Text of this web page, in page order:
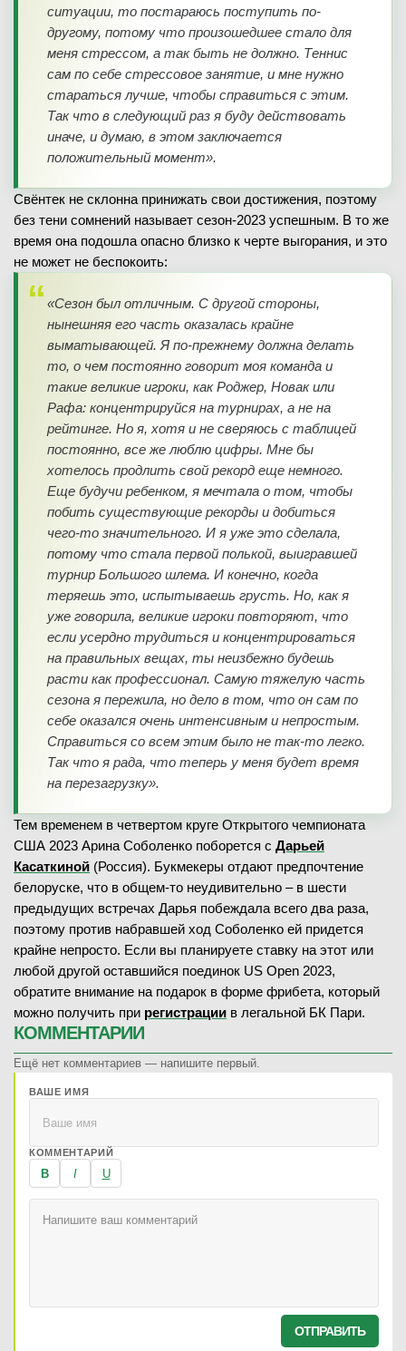
ситуации, то постараюсь поступить по-
другому, потому что произошедшее стало для
меня стрессом, а так быть не должно. Теннис
сам по себе стрессовое занятие, и мне нужно
стараться лучше, чтобы справиться с этим.
Так что в следующий раз я буду действовать
иначе, и думаю, в этом заключается
положительный момент».
Свёнтек не склонна принижать свои достижения, поэтому
без тени сомнений называет сезон-2023 успешным. В то же
время она подошла опасно близко к черте выгорания, и это
не может не беспокоить:
«Сезон был отличным. С другой стороны,
нынешняя его часть оказалась крайне
выматывающей. Я по-прежнему должна делать
то, о чем постоянно говорит моя команда и
такие великие игроки, как Роджер, Новак или
Рафа: концентрируйся на турнирах, а не на
рейтинге. Но я, хотя и не сверяюсь с таблицей
постоянно, все же люблю цифры. Мне бы
хотелось продлить свой рекорд еще немного.
Еще будучи ребенком, я мечтала о том, чтобы
побить существующие рекорды и добиться
чего-то значительного. И я уже это сделала,
потому что стала первой полькой, выигравшей
турнир Большого шлема. И конечно, когда
теряешь это, испытываешь грусть. Но, как я
уже говорила, великие игроки повторяют, что
если усердно трудиться и концентрироваться
на правильных вещах, ты неизбежно будешь
расти как профессионал. Самую тяжелую часть
сезона я пережила, но дело в том, что он сам по
себе оказался очень интенсивным и непростым.
Справиться со всем этим было не так-то легко.
Так что я рада, что теперь у меня будет время
на перезагрузку».
Тем временем в четвертом круге Открытого чемпионата
США 2023 Арина Соболенко поборется с Дарьей
Касаткиной (Россия). Букмекеры отдают предпочтение
белоруске, что в общем-то неудивительно – в шести
предыдущих встречах Дарья побеждала всего два раза,
поэтому против набравшей ход Соболенко ей придется
крайне непросто. Если вы планируете ставку на этот или
любой другой оставшийся поединок US Open 2023,
обратите внимание на подарок в форме фрибета, который
можно получить при регистрации в легальной БК Пари.
КОММЕНТАРИИ
Ещё нет комментариев — напишите первый.
ВАШЕ ИМЯ
КОММЕНТАРИЙ
B I U
ОТПРАВИТЬ